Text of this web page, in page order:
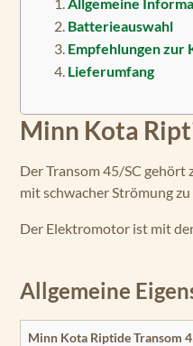
Batterieauswahl
Empfehlungen zur
Lieferumfang
Minn Kota
Der Transom 45/SC
mit schwacher Strömung
Der Elektromotor ist mit
Allgemeine
Minn Kota Riptide Transom